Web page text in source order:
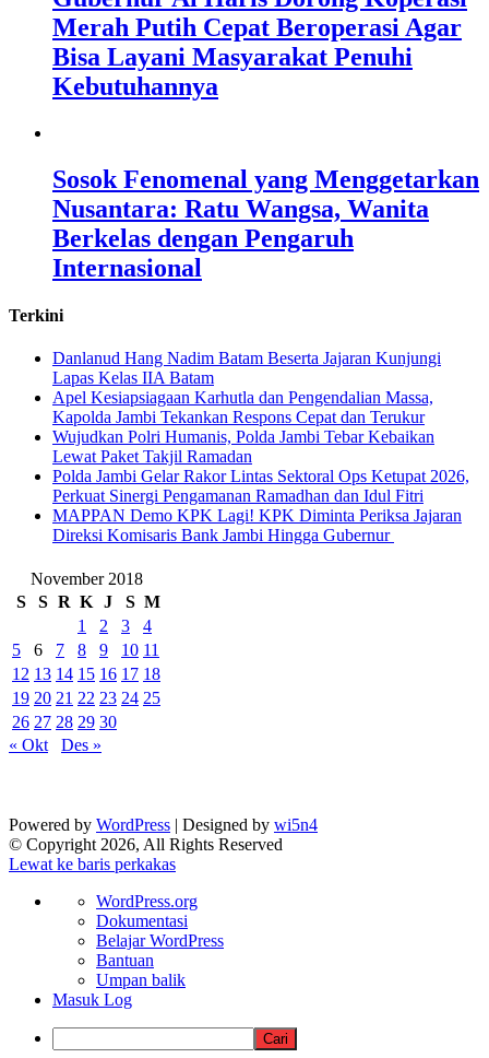
Merah Putih Cepat Beroperasi Agar
Bisa Layani Masyarakat Penuhi
Kebutuhannya
Sosok Fenomenal yang Menggetarkan
Nusantara: Ratu Wangsa, Wanita
Berkelas dengan Pengaruh
Internasional
Terkini
Danlanud Hang Nadim Batam Beserta Jajaran Kunjungi
Lapas Kelas IIA Batam
Apel Kesiapsiagaan Karhutla dan Pengendalian Massa,
Kapolda Jambi Tekankan Respons Cepat dan Terukur
Wujudkan Polri Humanis, Polda Jambi Tebar Kebaikan
Lewat Paket Takjil Ramadan
Polda Jambi Gelar Rakor Lintas Sektoral Ops Ketupat 2026,
Perkuat Sinergi Pengamanan Ramadhan dan Idul Fitri
‎MAPPAN Demo KPK Lagi! KPK Diminta Periksa Jajaran
Direksi Komisaris Bank Jambi Hingga Gubernur ‎
November 2018
S
S R K J S M
1
2 3
4
5
6 7 8 9 10 11
12 13 14 15 16 17 18
19 20 21 22 23 24 25
26 27 28 29 30
« Okt
Des »
Powered by WordPress | Designed by wi5n4
© Copyright 2026, All Rights Reserved
Lewat ke baris perkakas
Tentang
WordPress
WordPress.org
Dokumentasi
Belajar WordPress
Bantuan
Umpan balik
Masuk Log
Cari